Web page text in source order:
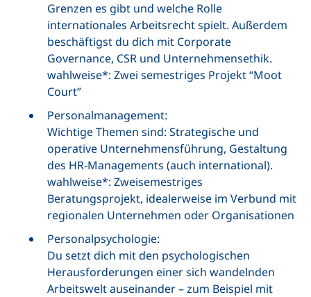
Grenzen es gibt und welche Rolle
internationales Arbeitsrecht spielt. Außerdem
beschäftigst du dich mit Corporate
Governance, CSR und Unternehmensethik.
wahlweise*: Zwei semestriges Projekt “Moot
Court”
Personalmanagement:
Wichtige Themen sind: Strategische und
operative Unternehmensführung, Gestaltung
des HR-Managements (auch international).
wahlweise*: Zweisemestriges
Beratungsprojekt, idealerweise im Verbund mit
regionalen Unternehmen oder Organisationen
Personalpsychologie:
Du setzt dich mit den psychologischen
Herausforderungen einer sich wandelnden
Arbeitswelt auseinander – zum Beispiel mit